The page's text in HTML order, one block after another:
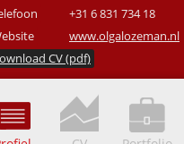
+31 6 831 734 18
www.olgalozeman.nl
CV (pdf)